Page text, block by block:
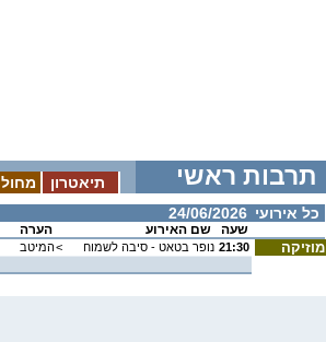
מחול תיאטרון תרבות ראשי
כל אירועי
הערה שם האירוע שעה
המיטב< נופר בטאט - סיבה לשמוח 21:30 מוזיקה